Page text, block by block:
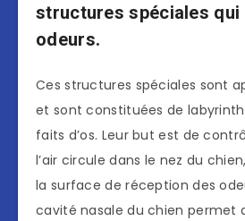
structures spéciales qui
odeurs.
Ces structures spéciales sont
et sont constituées de
faits d’os. Leur but est de
l’air circule dans le nez du
la surface de réception des
cavité nasale du chien permet